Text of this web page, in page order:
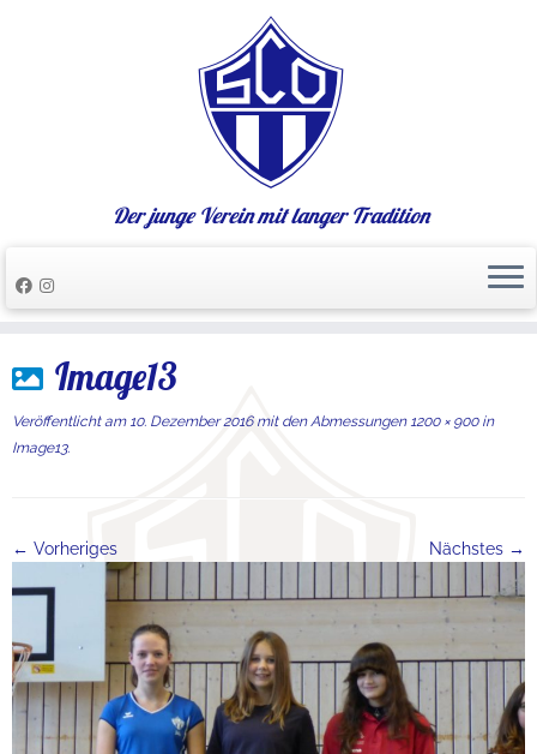
Inhalt
Der junge Verein mit langer Tradition
Image13
Veröffentlicht am 10. Dezember 2016mit den Abmessungen1200 × 900in
Image13.
← Vorheriges Nächstes →